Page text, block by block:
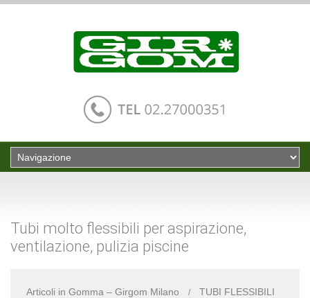
Tubi molto flessibili per aspirazione,
ventilazione, pulizia piscine
Articoli in Gomma – Girgom Milano
TUBI FLESSIBILI